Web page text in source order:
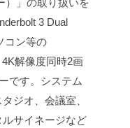
）」の取り扱いを
3 Dual
コン等の
解像度同時2画
です。システム
ジオ、会議室、
サイネージなど